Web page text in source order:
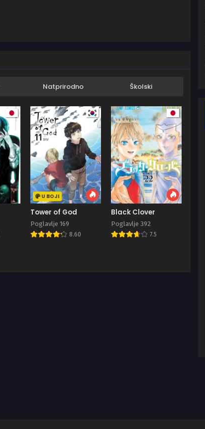
Natprirodno Školski
U BOJI
Tower of God
Poglavlje 169
8.60
Black Clover
Poglavlje 392
7.5